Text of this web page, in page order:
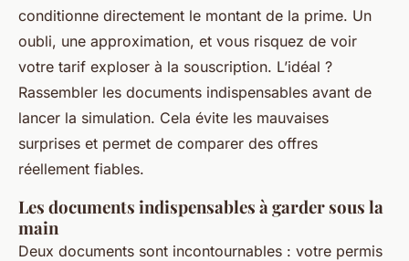
conditionne directement le montant de la prime. Un
oubli, une approximation, et vous risquez de voir
votre tarif exploser à la souscription. L’idéal ?
Rassembler les documents indispensables avant de
lancer la simulation. Cela évite les mauvaises
surprises et permet de comparer des offres
réellement fiables.
Les documents indispensables à garder sous la
main
Deux documents sont incontournables : votre permis